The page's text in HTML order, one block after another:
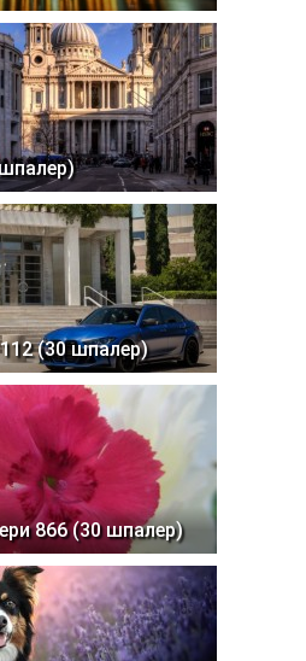
(30 шпалер)
866 (30 шпалер)